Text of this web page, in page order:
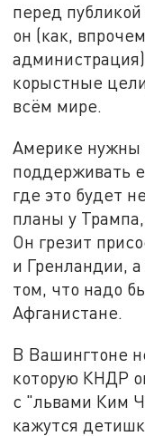
перед
он (как,
корыстные
всём мире.
Америке нужны
поддерживать
где это будет
планы у
Он грезит
и Гренландии,
том, что надо
Афганистане.
В Вашингтоне
которую КНДР
с "львами Ким
кажутся